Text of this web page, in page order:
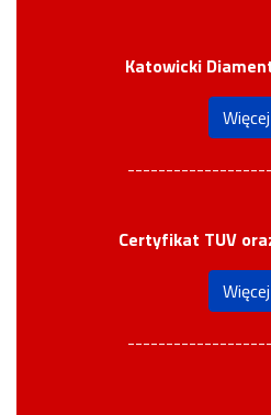
Katowicki
Więcej
Certyfikat TUV
Więcej